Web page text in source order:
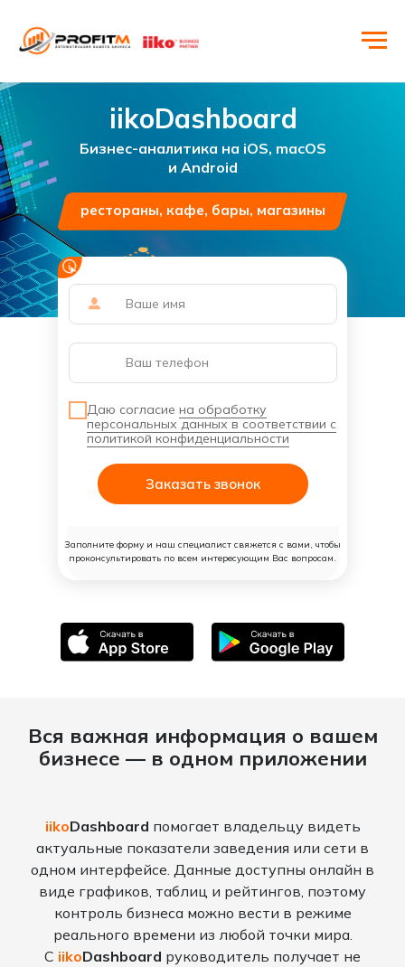
iikoDashboard
Бизнес-аналитика на iOS, macOS
и Android
рестораны, кафе, бары, магазины
Даю согласие на обработку
персональных данных в соответствии с
политикой конфиденциальности
Заказать звонок
Заполните форму и наш специалист свяжется с вами, чтобы
проконсультировать по всем интересующим Вас вопросам.
Вся важная информация о вашем
бизнесе — в одном приложении
iikoDashboard помогает владельцу видеть
актуальные показатели заведения или сети в
одном интерфейсе. Данные доступны онлайн в
виде графиков, таблиц и рейтингов, поэтому
контроль бизнеса можно вести в режиме
реального времени из любой точки мира.
С iikoDashboard руководитель получает не